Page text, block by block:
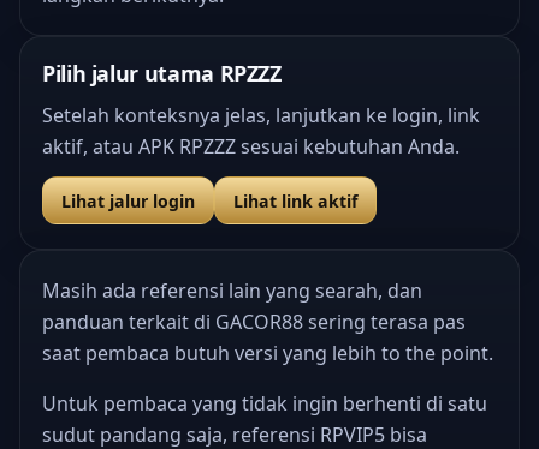
Pilih jalur utama RPZZZ
Setelah konteksnya jelas, lanjutkan ke login, link
aktif, atau APK RPZZZ sesuai kebutuhan Anda.
Lihat jalur login Lihat link aktif
Masih ada referensi lain yang searah, dan
panduan terkait di GACOR88sering terasa pas
saat pembaca butuh versi yang lebih to the point.
Untuk pembaca yang tidak ingin berhenti di satu
sudut pandang saja, referensi RPVIP5 bisa